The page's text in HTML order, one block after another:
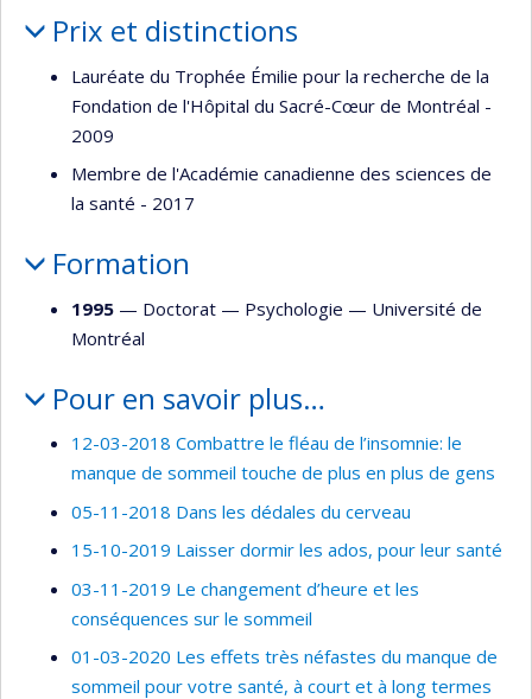
Prix et distinctions
Lauréate du Trophée Émilie pour la recherche de la
Fondation de l'Hôpital du Sacré-Cœur de Montréal -
2009
Membre de l'Académie canadienne des sciences de
la santé - 2017
Formation
1995 — Doctorat — Psychologie — Université de
Montréal
Pour en savoir plus…
12-03-2018 Combattre le fléau de l’insomnie: le
manque de sommeil touche de plus en plus de gens
05-11-2018 Dans les dédales du cerveau
15-10-2019 Laisser dormir les ados, pour leur santé
03-11-2019 Le changement d’heure et les
conséquences sur le sommeil
01-03-2020 Les effets très néfastes du manque de
sommeil pour votre santé, à court et à long termes